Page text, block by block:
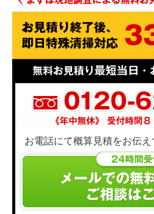
お電話にて概算見積をお伝え